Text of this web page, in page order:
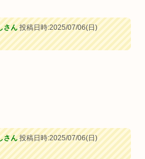
さん投稿日時:2025/07/06(日)
さん投稿日時:2025/07/06(日)